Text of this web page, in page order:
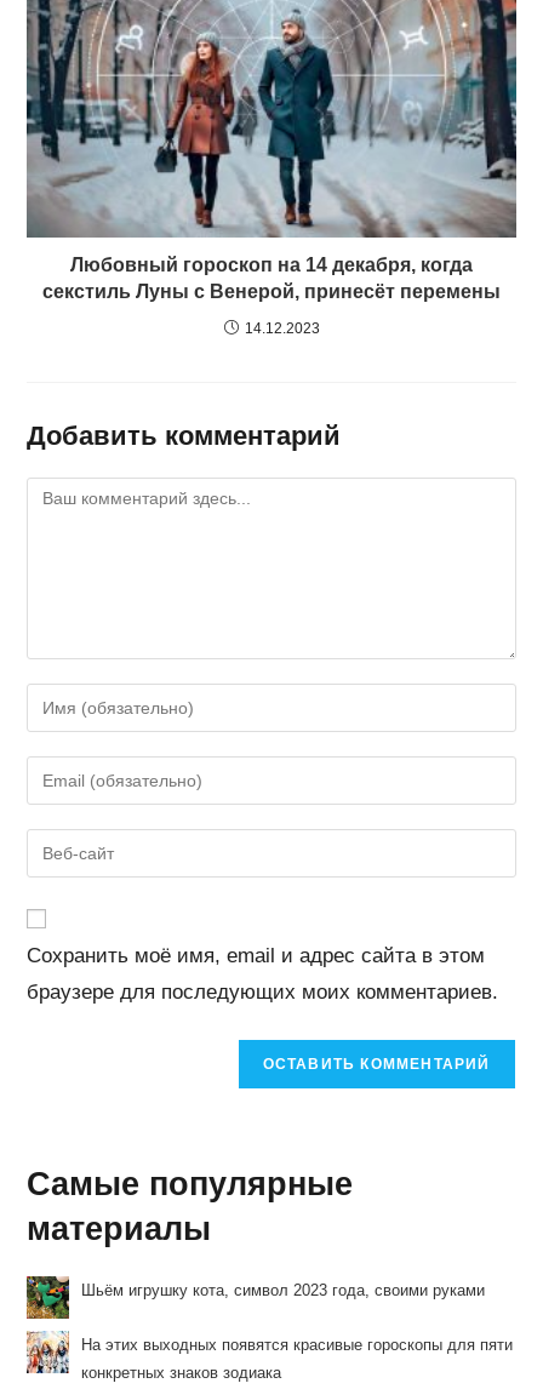
Любовный гороскоп на 14 декабря, когда
секстиль Луны с Венерой, принесёт перемены
14.12.2023
Добавить комментарий
Комментарий
Введите
свое
имя
или
пользователя,
чтобы
прокомментировать
Введите
свой
email-
адрес,
Введите
URL
веб-
сайта
(необязательно)
Сохранить моё имя, email и адрес сайта в этом
браузере для последующих моих комментариев.
Самые популярные
материалы
Шьём игрушку кота, символ 2023 года, своими руками
На этих выходных появятся красивые гороскопы для пяти
конкретных знаков зодиака